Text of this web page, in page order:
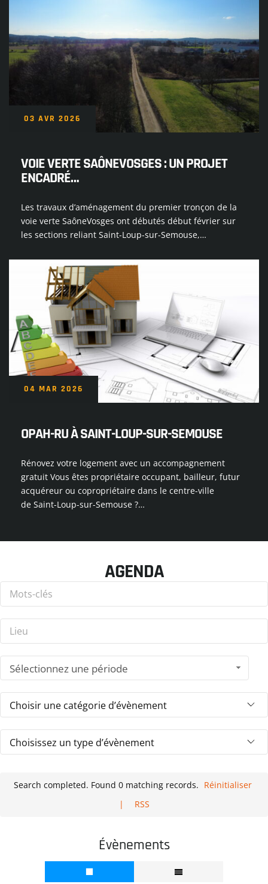
03 AVR 2026
VOIE VERTE SAÔNEVOSGES : UN PROJET
ENCADRÉ…
Les travaux d’aménagement du premier tronçon de la
voie verte SaôneVosges ont débutés début février sur
les sections reliant Saint-Loup-sur-Semouse,…
04 MAR 2026
OPAH-RU À SAINT-LOUP-SUR-SEMOUSE
Rénovez votre logement avec un accompagnement
gratuit Vous êtes propriétaire occupant, bailleur, futur
acquéreur ou copropriétaire dans le centre-ville
de Saint-Loup-sur-Semouse ?…
AGENDA
Sélectionnez une période
Search completed. Found 0 matching records. Réinitialiser
|
RSS
Évènements